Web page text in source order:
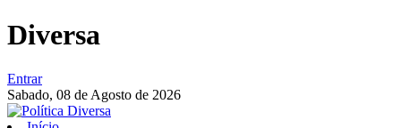
Diversa
Entrar
Sabado, 08 de Agosto de 2026